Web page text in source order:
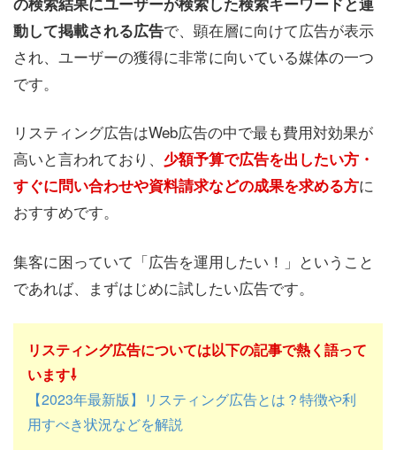
動して掲載される広告で、顕在層に向けて広告が表示
され、ユーザーの獲得に非常に向いている媒体の一つ
です。
リスティング広告はWeb広告の中で最も費用対効果が
高いと言われており、 少額予算で広告を出したい方・
すぐに問い合わせや資料請求などの成果を求める方に
おすすめです。
集客に困っていて「広告を運用したい！」ということ
であれば、まずはじめに試したい広告です。
リスティング広告については以下の記事で熱く語って
います⇩
【2023年最新版】リスティング広告とは？特徴や利
用すべき状況などを解説